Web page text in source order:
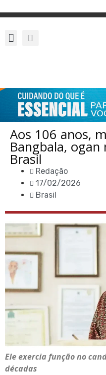
Aos 106 anos,
Bangbala,
Brasil
Redação
17/02/2026
Brasil
Ele exercia função no
décadas